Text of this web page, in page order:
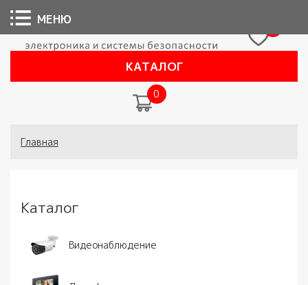
КАТАЛОГ
0
Вы здесь
Главная
Каталог
Видеонаблюдение
МЕНЮ